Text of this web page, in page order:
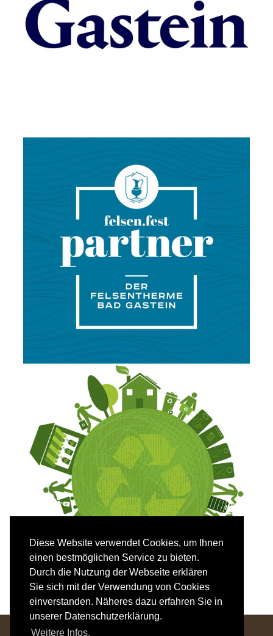
Diese Website verwendet Cookies, um Ihnen
einen bestmöglichen Service zu bieten.
Durch die Nutzung der Webseite erklären
Sie sich mit der Verwendung von Cookies
einverstanden. Näheres dazu erfahren Sie in
unserer Datenschutzerklärung.
Weitere Infos.
Hotel Mozart - Familie Krenn